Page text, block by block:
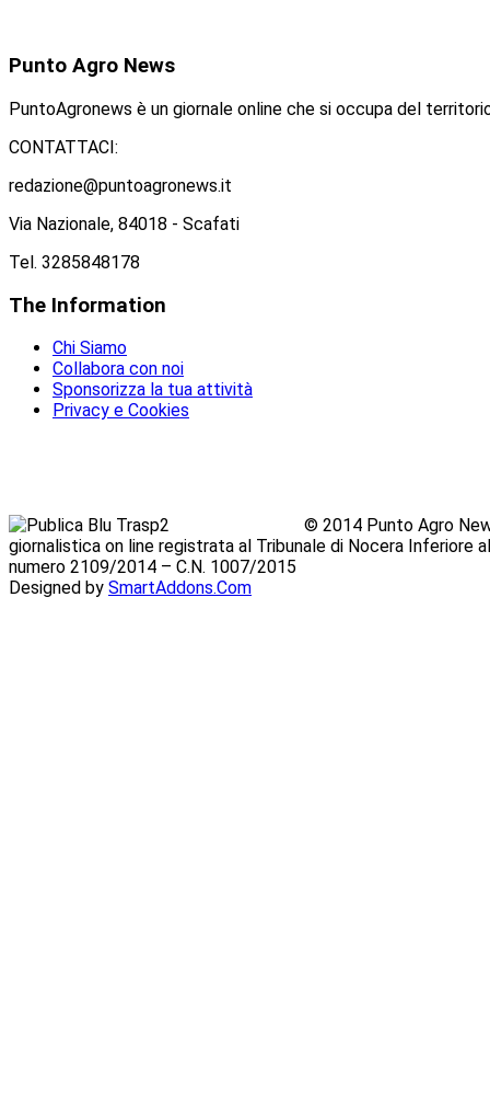
Punto Agro News
PuntoAgronews è un giornale online che si occupa del
CONTATTACI:
redazione@puntoagronews.it
Via Nazionale, 84018 - Scafati
Tel. 3285848178
The Information
Chi Siamo
Collabora con noi
Sponsorizza la tua attività
Privacy e Cookies
© 2014 Punto Agro
giornalistica on line registrata al Tribunale di Nocera Inferiore
numero 2109/2014 – C.N. 1007/2015
Designed by SmartAddons.Com